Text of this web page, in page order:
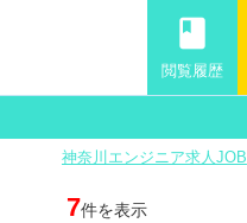
book
閲覧履歴
神奈川エンジニア求人JOB
7件を表示